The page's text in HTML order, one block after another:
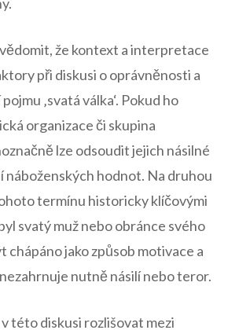
že kontext a⁣ interpretace
při diskusi o oprávněnosti a
‚svatá válka‘. Pokud ho‍
organizace či skupina
lze odsoudit jejich násilné
náboženských hodnot. Na⁣ druhou
termínu historicky klíčovými‌
svatý muž​ nebo obránce svého
chápáno jako způsob motivace a
nutně násilí nebo teror.
této diskusi rozlišovat mezi